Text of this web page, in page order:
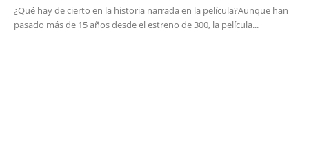
¿Qué hay de cierto en la historia narrada en la película?Aunque han
pasado más de 15 años desde el estreno de 300, la película...